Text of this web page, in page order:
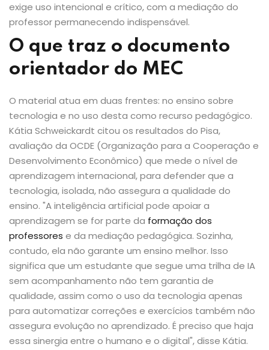
exige uso intencional e crítico, com a mediação do
professor permanecendo indispensável.
O que traz o documento
orientador do MEC
O material atua em duas frentes: no ensino sobre
tecnologia e no uso desta como recurso pedagógico.
Kátia Schweickardt citou os resultados do Pisa,
avaliação da OCDE (Organização para a Cooperação e
Desenvolvimento Econômico) que mede o nível de
aprendizagem internacional, para defender que a
tecnologia, isolada, não assegura a qualidade do
ensino. "A inteligência artificial pode apoiar a
aprendizagem se for parte da formação dos
professores e da mediação pedagógica. Sozinha,
contudo, ela não garante um ensino melhor. Isso
significa que um estudante que segue uma trilha de IA
sem acompanhamento não tem garantia de
qualidade, assim como o uso da tecnologia apenas
para automatizar correções e exercícios também não
assegura evolução no aprendizado. É preciso que haja
essa sinergia entre o humano e o digital", disse Kátia.